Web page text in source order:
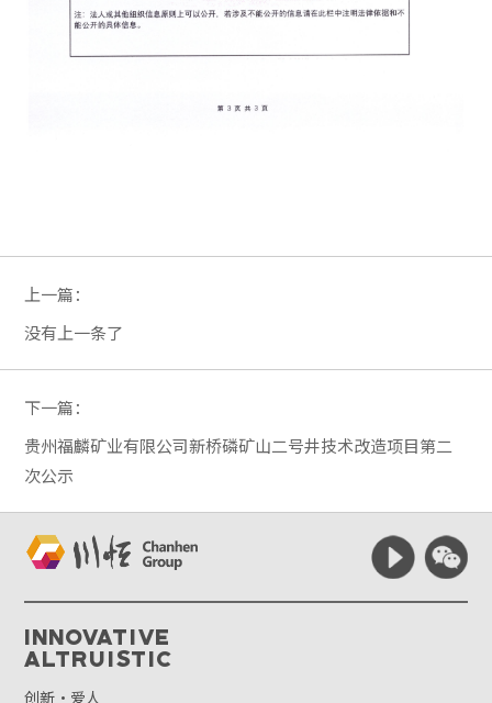
上一篇：
没有上一条了
下一篇：
贵州福麟矿业有限公司新桥磷矿山二号井技术改造项目第二
次公示
Innovative
Altruistic
创新·爱人